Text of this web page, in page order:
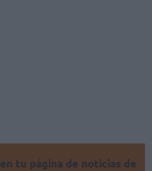
en tu página de noticias de